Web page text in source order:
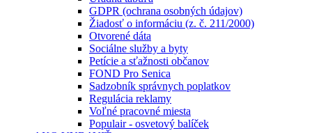
GDPR (ochrana osobných údajov)
Žiadosť o informáciu (z. č. 211/2000)
Otvorené dáta
Sociálne služby a byty
Petície a sťažnosti občanov
FOND Pro Senica
Sadzobník správnych poplatkov
Regulácia reklamy
Voľné pracovné miesta
Populair - osvetový balíček